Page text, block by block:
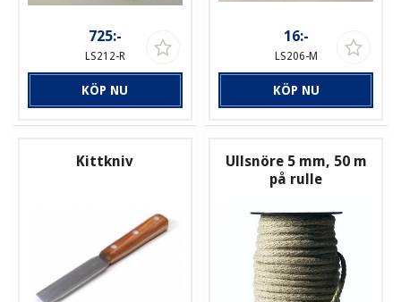
725:-
LS212-R
KÖP NU
16:-
LS206-M
KÖP NU
Kittkniv
Ullsnöre 5 mm, 50 m
på rulle